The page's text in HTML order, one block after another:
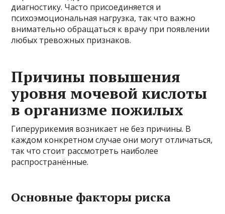
диагностику. Часто присоединяется и
психоэмоциональная нагрузка, так что важно
внимательно обращаться к врачу при появлении
любых тревожных признаков.
Причины повышения
уровня мочевой кислоты
в организме пожилых
Гиперурикемия возникает не без причины. В
каждом конкретном случае они могут отличаться,
так что стоит рассмотреть наиболее
распространённые.
Основные факторы риска